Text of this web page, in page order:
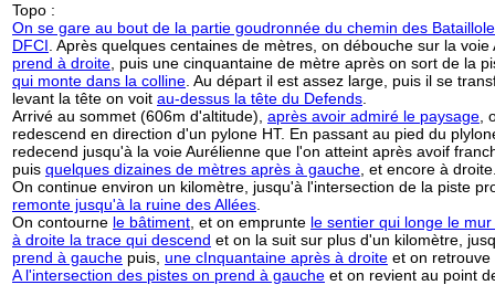
Topo :
On se gare au bout de la partie goudronnée du chemin des
DFCI . Après quelques centaines de mètres, on débouche sur la
prend à droite , puis une cinquantaine de mètre après on sort de la
qui monte dans la colline . Au départ il est assez large, puis il se
levant la tête on voit au-dessus la tête du Defends
Arrivé au sommet (606m d'altitude), après avoir admiré le paysage
redescend en direction d'un pylone HT. En passant au pied du
redecend jusqu'à la voie Aurélienne que l'on atteint après avoif
puis quelques dizaines de mètres après à gauche , et encore à
On continue environ un kilomètre, jusqu'à l'intersection de la piste
remonte jusqu'à la ruine des Allées
On contourne le bâtiment , et on emprunte le sentier qui longe le
à droite la trace qui descend et on la suit sur plus d'un kilomètre,
prend à gauche puis, une cInquantaine après à droite et on retrouve
A l'intersection des pistes on prend à gauche et on revient au point